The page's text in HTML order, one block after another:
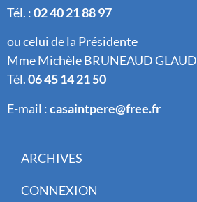
Tél. :02 40 21 88 97
ou celui de la Présidente
Mme Michèle BRUNEAUD GLAUD
Tél.06 45 14 21 50
E-mail :casaintpere@free.fr
ARCHIVES
CONNEXION